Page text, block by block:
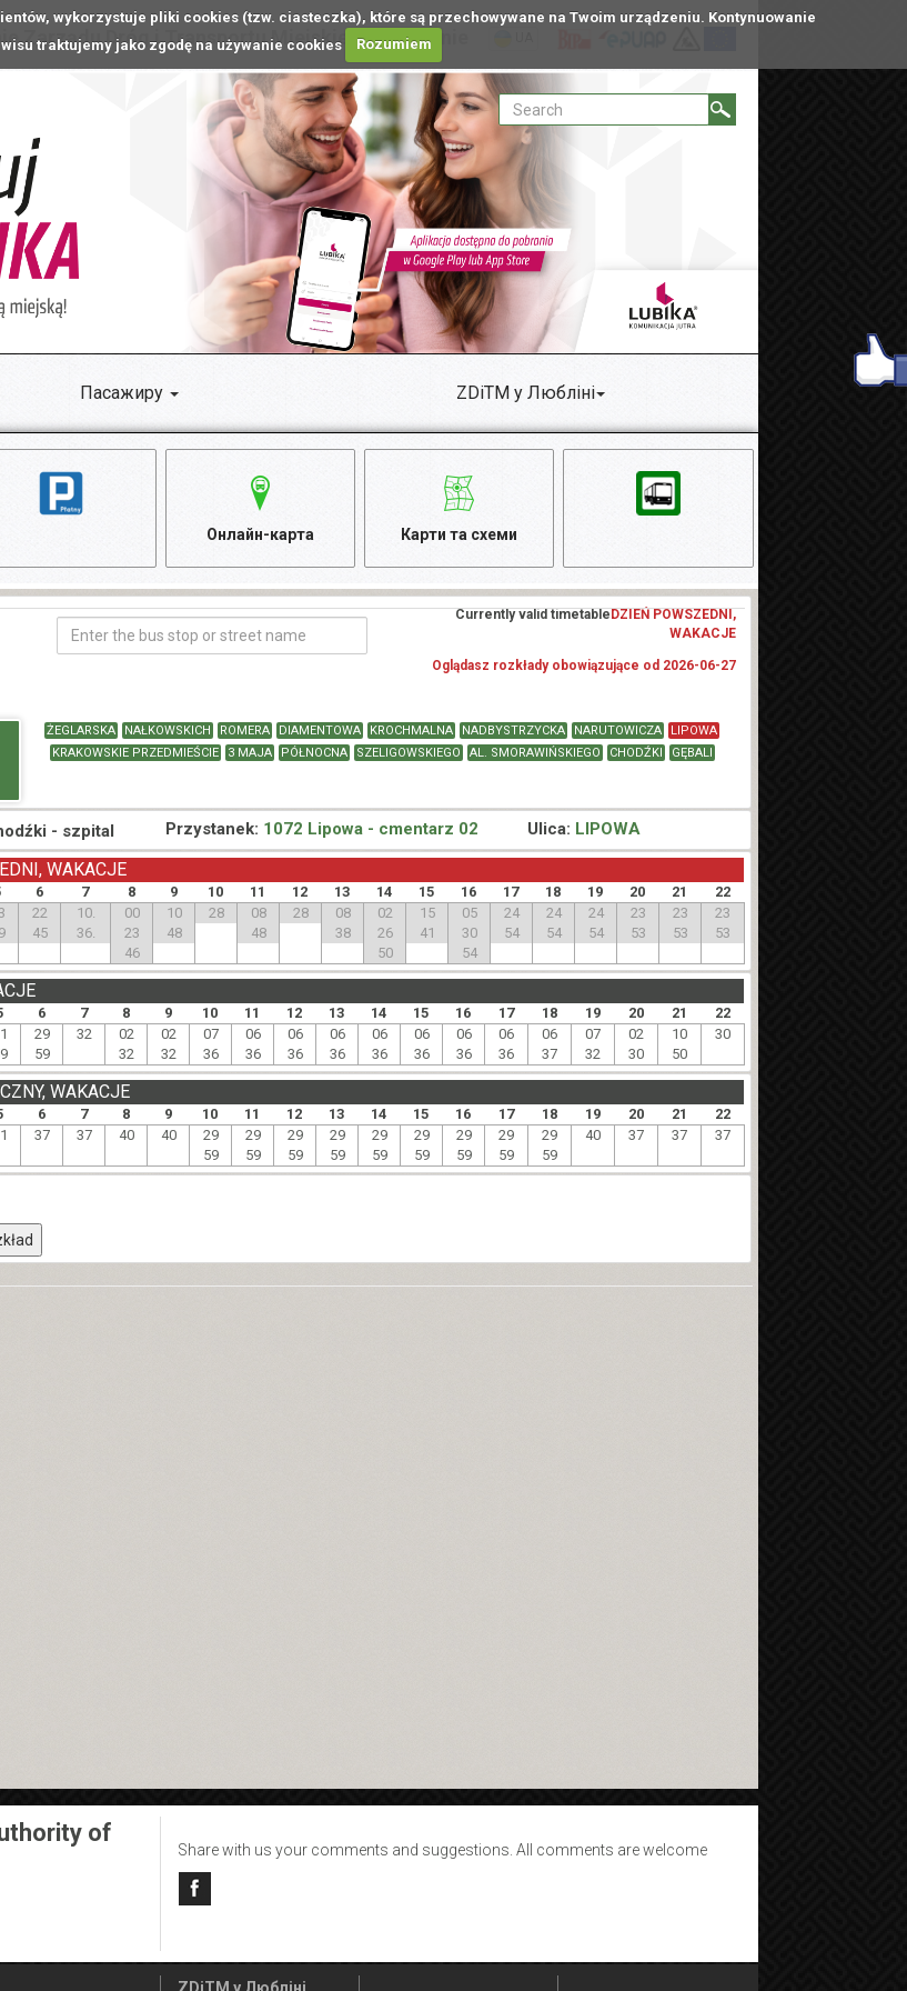
wykorzystuje pliki cookies (tzw. ciasteczka), które są przechowywane na Twoim urządzeniu. Kontynuowanie
traktujemy jako zgodę na używanie cookies
Rozumiem
Zarządu Dróg i Transportu Miejskiego w Lublinie
Пасажиру ZDiTM у Любліні
Онлайн-карта Карти та схеми
Currently valid timetable DZIEŃ POWSZEDNI,
WAKACJE
Oglądasz rozkłady obowiązujące od 2026-06-27
ŻEGLARSKA NAŁKOWSKICH ROMERA DIAMENTOWA KROCHMALNA NADBYSTRZYCKA NARUTOWICZA
LIPOWA
KRAKOWSKIE PRZEDMIEŚCIE
3 MAJA PÓŁNOCNA SZELIGOWSKIEGO AL. SMORAWIŃSKIEGO CHODŹKI GĘBALI
- szpital Przystanek: 1072 Lipowa - cmentarz 02 Ulica: LIPOWA
6 7 8 9 10 11 12 13 14 15 16 17 18 19 20 21 22
WAKACJE
22
45
10.
36.
00
23
46
10
48
28
08
48
28
08
38
02
26
50
15
41
05
30
54
24
54
24
54
24
54
23
53
23
53
23
53
6 7 8 9 10 11 12 13 14 15 16 17 18 19 20 21 22
29
59
32
02
32
02
32
07
36
06
36
06
36
06
36
06
36
06
36
06
36
06
36
06
37
07
32
02
30
10
50
30
6 7 8 9 10 11 12 13 14 15 16 17 18 19 20 21 22
WAKACJE
37 37 40 40
29
59
29
59
29
59
29
59
29
59
29
59
29
59
29
59
29
59
40 37 37 37
of
Share with us your comments and suggestions. All comments are welcome